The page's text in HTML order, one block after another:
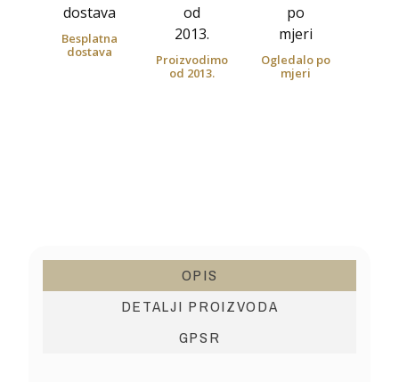
Besplatna
dostava
Proizvodimo
od 2013.
Ogledalo po
mjeri
OPIS
DETALJI PROIZVODA
GPSR